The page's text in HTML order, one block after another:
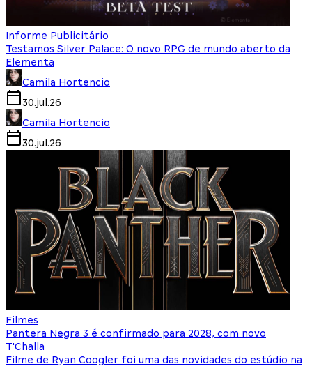
Informe Publicitário
Testamos Silver Palace: O novo RPG de mundo aberto da
Elementa
Camila Hortencio
30.jul.26
Camila Hortencio
30.jul.26
Filmes
Pantera Negra 3 é confirmado para 2028, com novo
T'Challa
Filme de Ryan Coogler foi uma das novidades do estúdio na